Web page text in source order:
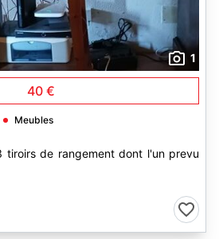
1
40 €
Meubles
tiroirs de rangement dont l'un prevu